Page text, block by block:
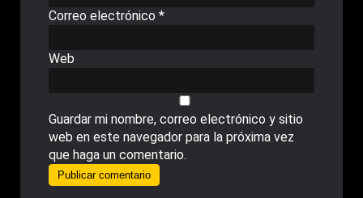
Correo electrónico *
Web
Guardar mi nombre, correo electrónico y sitio
web en este navegador para la próxima vez
que haga un comentario.